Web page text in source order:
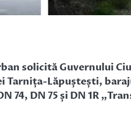
solicită Guvernului
Lăpuștești,
DN 75 și DN 1R